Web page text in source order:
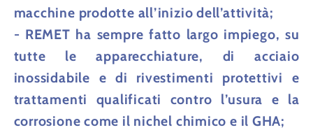
macchine prodotte all’inizio dell’attività;
- REMET ha sempre fatto largo impiego, su
tutte le apparecchiature, di acciaio
inossidabile e di rivestimenti protettivi e
trattamenti qualificati contro l’usura e la
corrosione come il nichel chimico e il GHA;